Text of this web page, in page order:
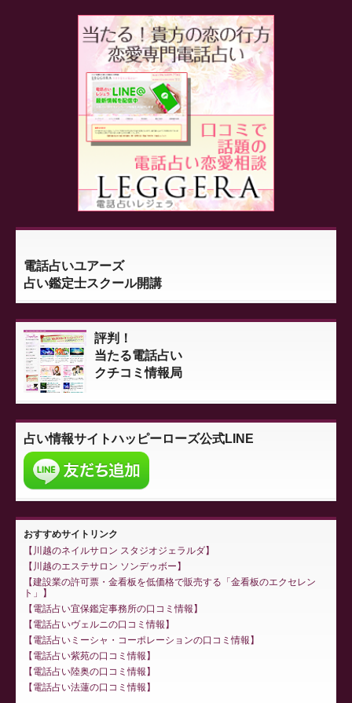
電話占いユアーズ
占い鑑定士スクール開講
評判！
当たる電話占い
クチコミ情報局
占い情報サイトハッピーローズ公式LINE
おすすめサイトリンク
川越のネイルサロン スタジオジェラルダ
川越のエステサロン ソンデゥボー
建設業の許可票・金看板を低価格で販売する「金看板のエクセレン
ト」
電話占い宜保鑑定事務所の口コミ情報
電話占いヴェルニの口コミ情報
電話占いミーシャ・コーポレーションの口コミ情報
電話占い紫苑の口コミ情報
電話占い陸奥の口コミ情報
電話占い法蓮の口コミ情報